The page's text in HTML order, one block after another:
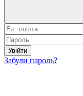
Увійти
Забули пароль?